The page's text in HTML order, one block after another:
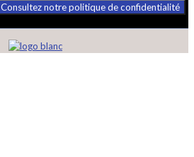
Consultez notre politique de confidentialité